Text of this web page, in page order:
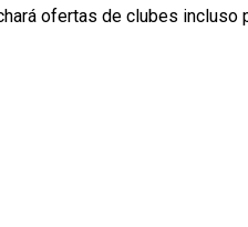
ofertas de clubes incluso